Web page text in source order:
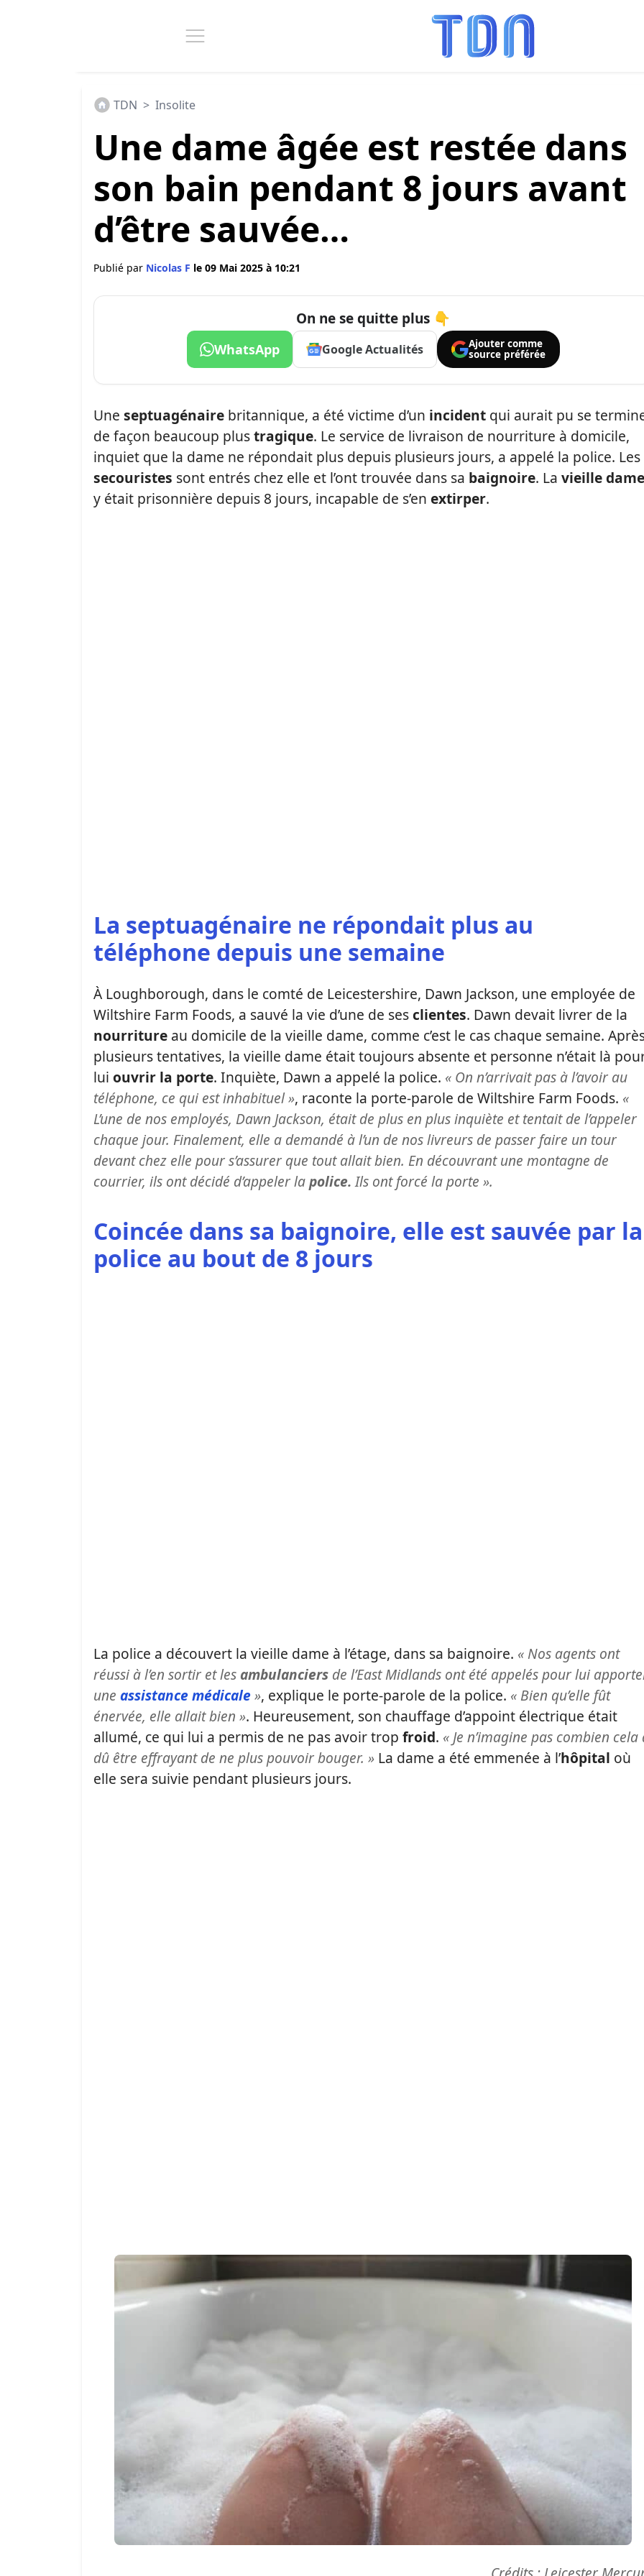
TDN > Insolite
Une dame âgée est restée dans
son bain pendant 8 jours avant
d’être sauvée…
Publié par Nicolas F le 09 Mai 2025 à 10:21
On ne se quitte plus 👇
WhatsApp Google Actualités
Ajouter comme
source préférée
Une septuagénaire britannique, a été victime d’un incident qui aurait pu se
de façon beaucoup plustragique. Le service de livraison de nourriture à domicile,
inquiet que la dame ne répondait plus depuis plusieurs jours, a appelé la police. Les
secouristes sont entrés chez elle et l’ont trouvée dans sa baignoire. La vieille dame
y était prisonnière depuis 8 jours, incapable de s’en extirper.
La septuagénaire ne répondait plus au
téléphone depuis une semaine
À Loughborough, dans le comté de Leicestershire, Dawn Jackson, une employée de
Wiltshire Farm Foods, a sauvé la vie d’une de sesclientes. Dawn devait livrer de la
nourriture au domicile de la vieille dame, comme c’est le cas chaque semaine.
plusieurs tentatives, la vieille dame était toujours absente et personne n’était là
lui ouvrir la porte. Inquiète, Dawn a appelé la police. « On n’arrivait pas à l’avoir au
téléphone, ce qui est inhabituel », raconte la porte-parole de Wiltshire Farm Foods. «
L’une de nos employés, Dawn Jackson, était de plus en plus inquiète et tentait de l’appeler
chaque jour. Finalement, elle a demandé à l’un de nos livreurs de passer faire un tour
devant chez elle pour s’assurer que tout allait bien. En découvrant une montagne de
courrier, ils ont décidé d’appeler lapolice.Ils ont forcé la porte ».
Coincée dans sa baignoire, elle est sauvée par la
police au bout de 8 jours
La police a découvert la vieille dame à l’étage, dans sa baignoire. « Nos agents ont
réussi à l’en sortir et les ambulanciers de l’East Midlands ont été appelés pour lui
une assistance médicale», explique le porte-parole de la police. « Bien qu’elle fût
énervée, elle allait bien ». Heureusement, son chauffage d’appoint électrique était
allumé, ce qui lui a permis de ne pas avoir trop froid. « Je n’imagine pas combien cela
dû être effrayant de ne plus pouvoir bouger. » La dame a été emmenée à l’hôpital où
elle sera suivie pendant plusieurs jours.